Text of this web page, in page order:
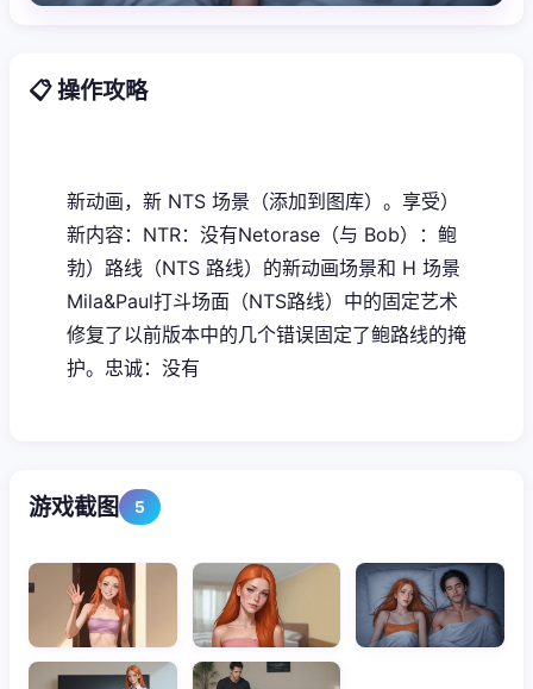
📋 操作攻略
新动画，新 NTS 场景（添加到图库）。享受）
新内容：NTR：没有Netorase（与 Bob）：鲍
勃）路线（NTS 路线）的新动画场景和 H 场景
Mila&Paul打斗场面（NTS路线）中的固定艺术
修复了以前版本中的几个错误固定了鲍路线的掩
护。忠诚：没有
游戏截图 5